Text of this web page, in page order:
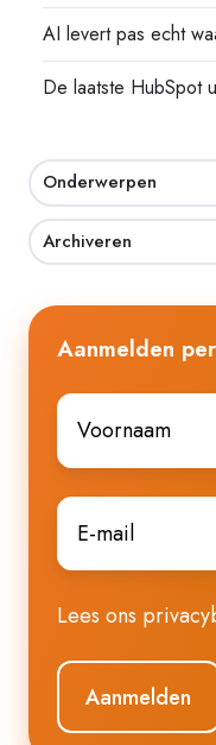
AI levert pas echt
De laatste HubSpot
Onderwerpen
Archiveren
Aanmelden
Voornaam
E-
mail*
Lees ons